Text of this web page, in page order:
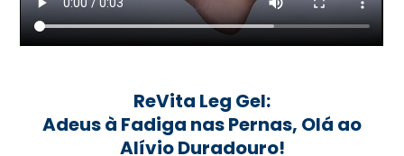
ReVita Leg Gel:
Adeus à Fadiga nas Pernas, Olá ao
Alívio Duradouro!